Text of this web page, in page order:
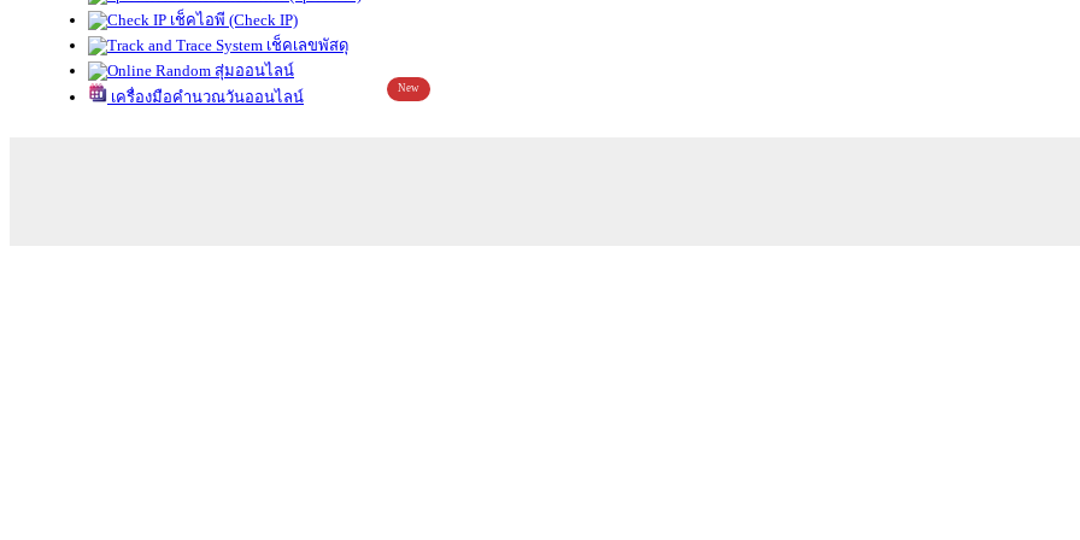
เช็คไอพี (Check IP)
เช็คเลขพัสดุ
สุ่มออนไลน์
เครื่องมือคำนวณวันออนไลน์
New